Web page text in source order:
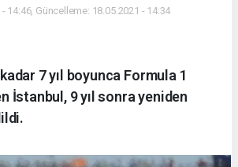
14:46, Güncelleme: 18.05.2021 - 14:34
7 yıl boyunca Formula 1
İstanbul, 9 yıl sonra yeniden